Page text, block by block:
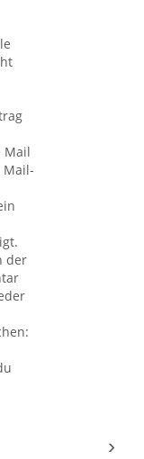
Mail
Mail-
der
›